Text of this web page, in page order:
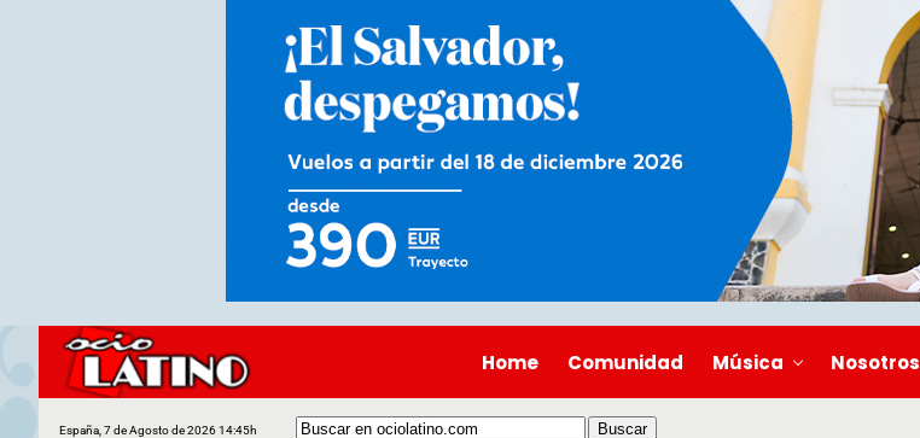
Home Comunidad Música Nosotros
España, 7 de Agosto de 2026 14:45h